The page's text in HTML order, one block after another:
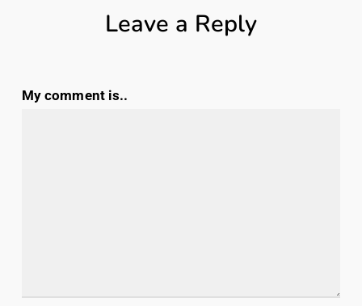
Leave a Reply
My comment is..